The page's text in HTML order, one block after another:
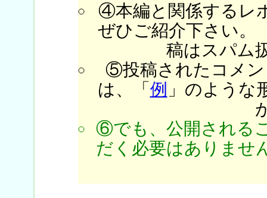
④本編と関係するレ
ぜひご紹介下さい。
稿はスパム
⑤投稿されたコメン
は、「 例 」のような
⑥でも、公開される
だく必要はありませ